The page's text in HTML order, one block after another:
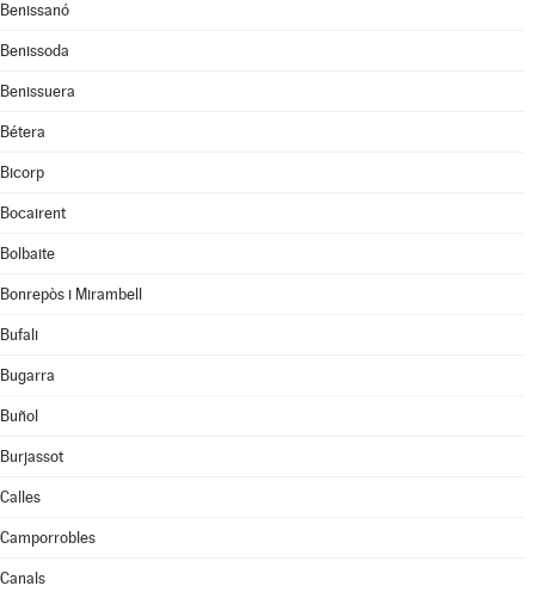
Benissanó
Benissoda
Benissuera
Bétera
Bicorp
Bocairent
Bolbaite
Bonrepòs i Mirambell
Bufali
Bugarra
Buñol
Burjassot
Calles
Camporrobles
Canals